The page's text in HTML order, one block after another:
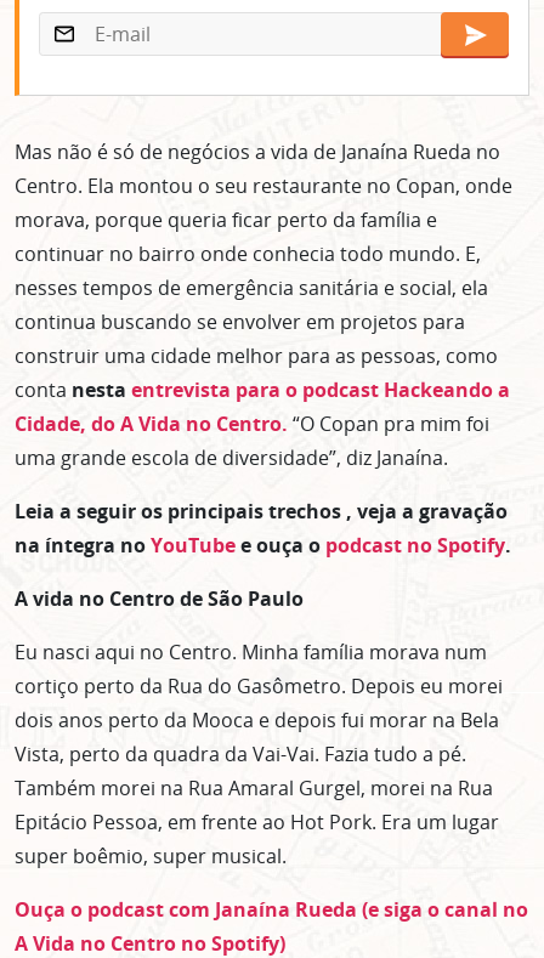
Mas não é só de negócios a vida de Janaína Rueda no
Centro. Ela montou o seu restaurante no Copan, onde
morava, porque queria ficar perto da família e
continuar no bairro onde conhecia todo mundo. E,
nesses tempos de emergência sanitária e social, ela
continua buscando se envolver em projetos para
construir uma cidade melhor para as pessoas, como
conta nesta entrevista para o podcast Hackeando a
Cidade, do A Vida no Centro. “O Copan pra mim foi
uma grande escola de diversidade”, diz Janaína.
Leia a seguir os principais trechos , veja a gravação
na íntegra noYouTubee ouça o podcast no Spotify.
A vida no Centro de São Paulo
Eu nasci aqui no Centro. Minha família morava num
cortiço perto da Rua do Gasômetro. Depois eu morei
dois anos perto da Mooca e depois fui morar na Bela
Vista, perto da quadra da Vai-Vai. Fazia tudo a pé.
Também morei na Rua Amaral Gurgel, morei na Rua
Epitácio Pessoa, em frente ao Hot Pork. Era um lugar
super boêmio, super musical.
Ouça o podcast com Janaína Rueda (e siga o canal no
A Vida no Centro no Spotify)